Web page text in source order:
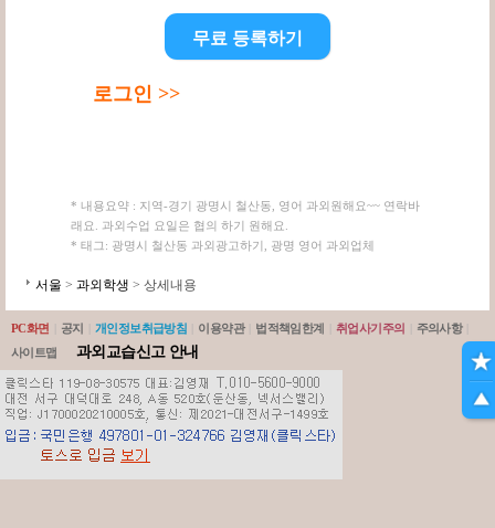
무료 등록하기
로그인 >>
* 내용요약 : 지역-경기 광명시 철산동, 영어 과외원해요~~ 연락바
래요. 과외수업 요일은 협의 하기 원해요.
* 태그: 광명시 철산동 과외광고하기, 광명 영어 과외업체
서울 > 과외학생 > 상세내용
PC화면 공지 개인정보취급방침 이용약관 법적책임한계 취업사기주의 주의사항
사이트맵
과외교습신고 안내